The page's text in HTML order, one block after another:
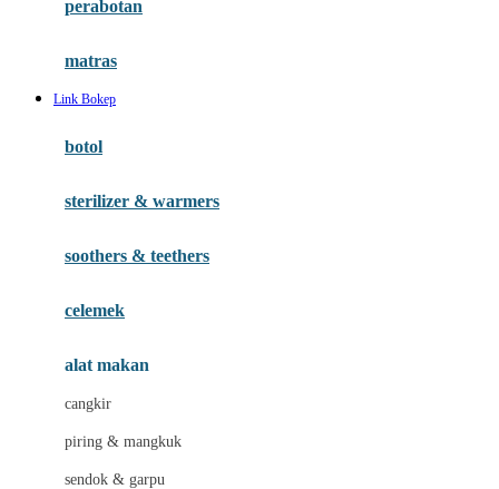
Hauck
Havaianas
Hybrid
I
Inlacta DHA
Ivenet
perabotan
matras
Link Bokep
botol
sterilizer & warmers
soothers & teethers
celemek
alat makan
cangkir
piring & mangkuk
sendok & garpu